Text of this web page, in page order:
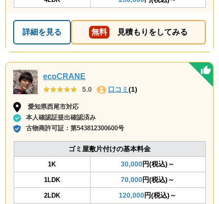
詳細を見る 無料 見積もりをしてみる
ecoCRANE
★★★★★
★★★★★ 5.0 口コミ (1)
愛知県西尾市対応
本人確認証提出確認済み
古物商許可証：第543812300600号
ゴミ屋敷片付けの基本料金
1K 30,000円(税込)～
1LDK 70,000円(税込)～
2LDK 120,000円(税込)～